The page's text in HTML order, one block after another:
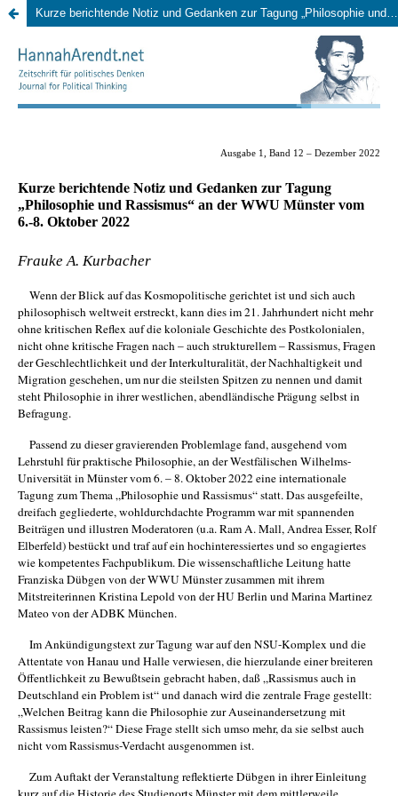
Kurze berichtende Notiz und Gedanken zur Tagung „Philosophie und Rassismus“ an der WWU Münster vom 6.-8. Oktober 2022